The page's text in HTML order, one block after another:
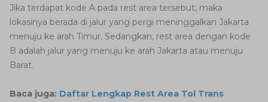
Jika terdapat kode A pada rest area tersebut, maka
lokasinya berada di jalur yang pergi meninggalkan Jakarta
menuju ke arah Timur. Sedangkan, rest area dengan kode
B adalah jalur yang menuju ke arah Jakarta atau menuju
Barat.
Baca juga: Daftar Lengkap Rest Area Tol Trans